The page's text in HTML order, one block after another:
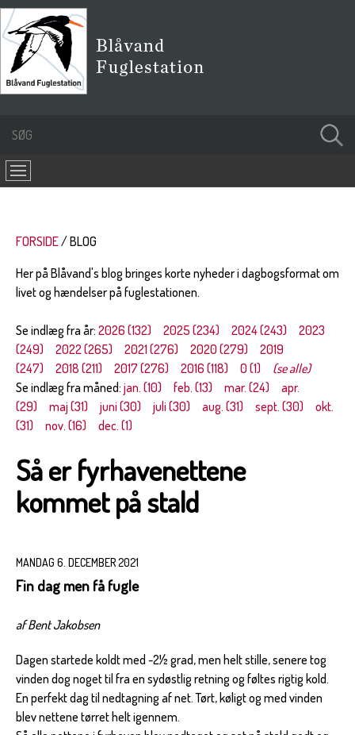
FORSIDE
BLOG
Her på Blåvand's blog bringes korte nyheder i dagbogsformat om
livet og hændelser på fuglestationen.
Se indlæg fra år: 2026 (132) 2025 (234) 2024 (243)
2023
(249)
2022 (265) 2021 (276) 2020 (279)
2019
(247)
2018 (211) 2017 (276) 2016 (118) 0 (1)
(se alle)
Se indlæg fra måned: jan. (10) feb. (13) mar. (24)
apr.
(29)
maj (31) juni (30) juli (30) aug. (31) sept. (30)
okt.
(31)
nov. (16) dec. (1)
Så er fyrhavenettene
kommet på stald
MANDAG 6. DECEMBER 2021
Fin dag men få fugle
af Bent Jakobsen
Dagen startede koldt med -2½ grad, men helt stille, senere tog
vinden dog noget til fra en sydøstlig retning og føltes rigtig kold.
En perfekt dag til nedtagning af net. Tørt, køligt og med vinden
blev nettene tørret helt igennem.